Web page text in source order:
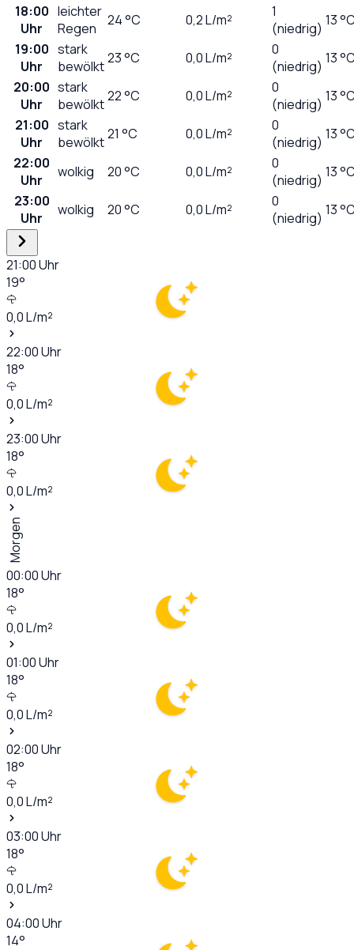
18:00
Uhr
leichter
Regen
24°C 0,2L/m²
1
(niedrig) 13
19:00
Uhr
stark
bewölkt23°C 0,0L/m²
0
(niedrig) 13
20:00
Uhr
stark
bewölkt22°C 0,0L/m²
0
(niedrig) 13
21:00
Uhr
stark
bewölkt21 °C 0,0L/m²
0
(niedrig) 13
22:00
Uhr
wolkig 20°C 0,0L/m²
0
(niedrig) 13
23:00
Uhr
wolkig 20°C 0,0L/m²
0
(niedrig) 13
21:00Uhr
19°
0,0L/m²
22:00Uhr
18°
0,0L/m²
23:00Uhr
18°
0,0L/m²
Morgen
00:00Uhr
18°
0,0L/m²
01:00Uhr
18°
0,0L/m²
02:00Uhr
18°
0,0L/m²
03:00Uhr
18°
0,0L/m²
04:00Uhr
14°